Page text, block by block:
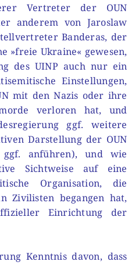
Vertreter der OUN
anderem von Jaroslaw
Banderas, der
»freie Ukraine« gewesen,
des UINP auch nur ein
Einstellungen,
mit den Nazis oder ihre
verloren hat, und
ggf. weitere
Darstellung der OUN
anführen), und wie
Sichtweise auf eine
Organisation, die
Zivilisten begangen hat,
Einrichtung der
Kenntnis davon, dass